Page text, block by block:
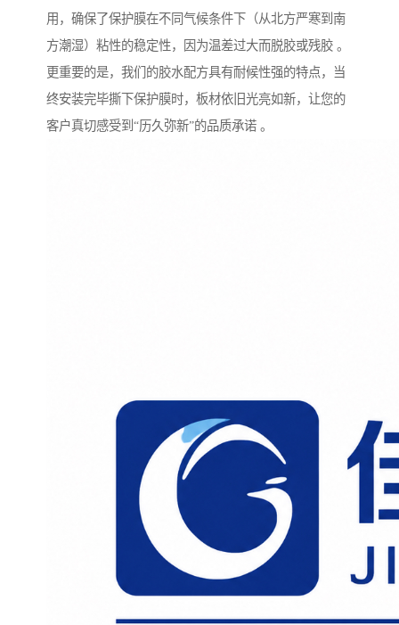
用，确保了保护膜在不同气候条件下（从北方严寒到南
方潮湿）粘性的稳定性，因为温差过大而脱胶或残胶 。
更重要的是，我们的胶水配方具有耐候性强的特点，当
终安装完毕撕下保护膜时，板材依旧光亮如新，让您的
客户真切感受到“历久弥新”的品质承诺 。